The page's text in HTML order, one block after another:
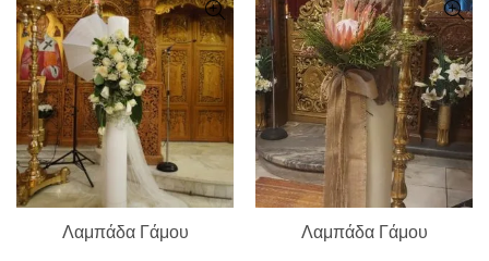
Λαμπάδα Γάμου Λαμπάδα Γάμου